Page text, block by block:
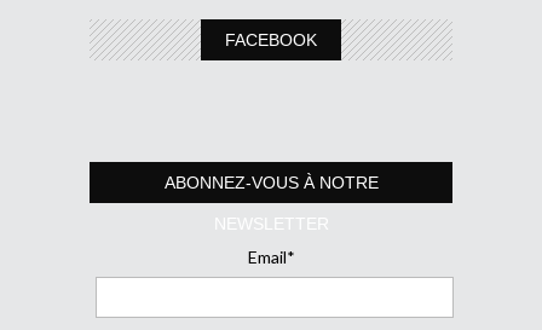
FACEBOOK
ABONNEZ-VOUS À NOTRE
NEWSLETTER
Email*